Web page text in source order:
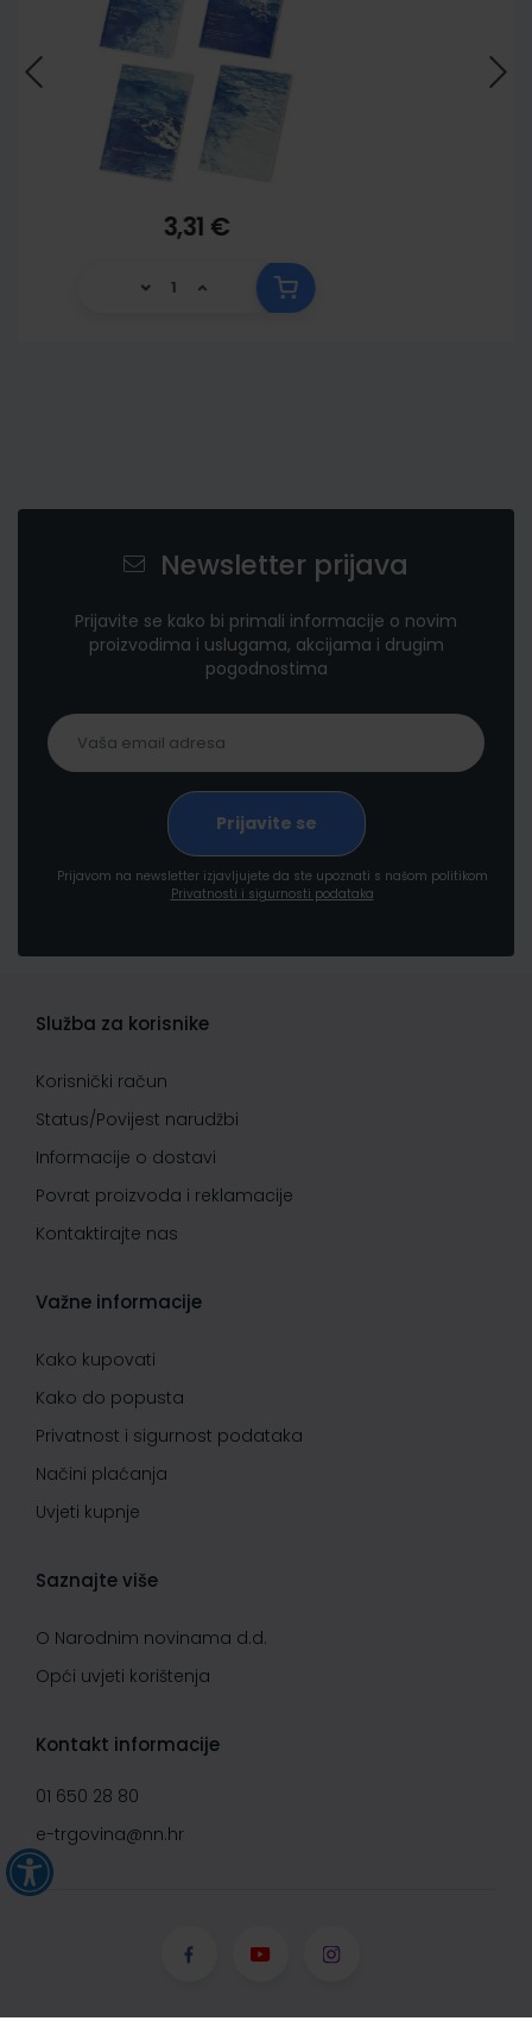
Newsletter prijava
Prijavite se kako bi primali informacije o novim
proizvodima i uslugama, akcijama i drugim
pogodnostima
Prijavom na newsletter izjavljujete da ste upoznati s našom politikom
Privatnosti i sigurnosti podataka
Služba za korisnike
Korisnički račun
Status/Povijest narudžbi
Informacije o dostavi
Povrat proizvoda i reklamacije
Kontaktirajte nas
Važne informacije
Kako kupovati
Kako do popusta
Privatnost i sigurnost podataka
Načini plaćanja
Uvjeti kupnje
Saznajte više
O Narodnim novinama d.d.
Opći uvjeti korištenja
Kontakt informacije
01 650 28 80
e-trgovina@nn.hr